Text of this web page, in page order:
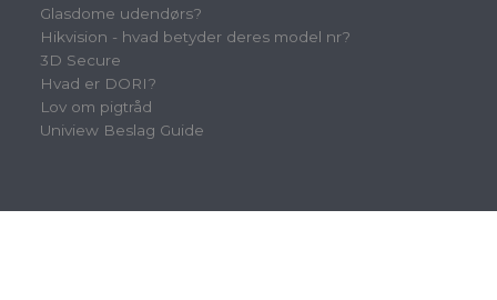
Glasdome udendørs?
Hikvision - hvad betyder deres model nr?
3D Secure
Hvad er DORI?
Lov om pigtråd
Uniview Beslag Guide